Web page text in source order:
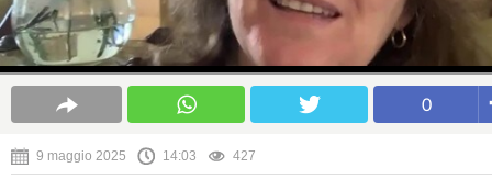
0
9 maggio 2025 14:03 427